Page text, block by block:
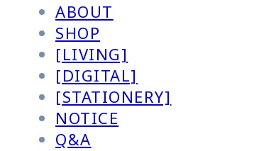
ABOUT
SHOP
[LIVING]
[DIGITAL]
[STATIONERY]
NOTICE
Q&A